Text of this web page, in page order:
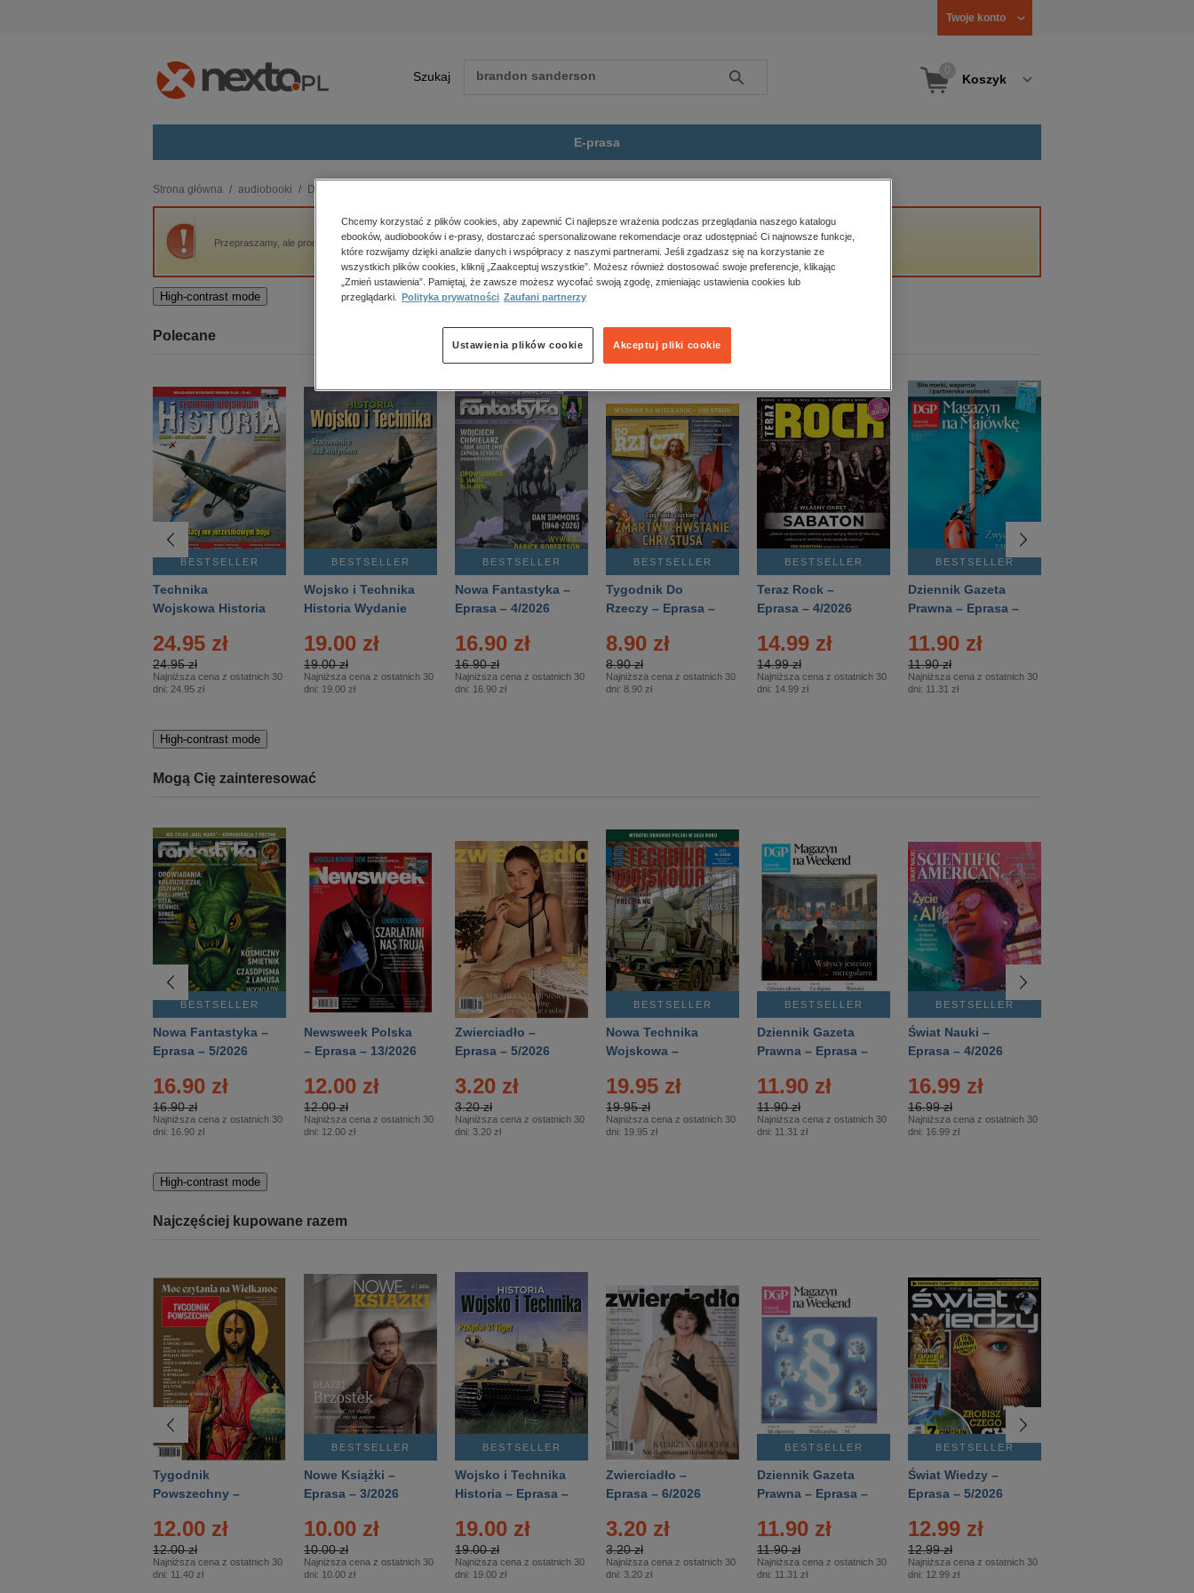
Twoje konto
Szukaj Szukaj Koszyk
E-prasa
budownictwo, aranżacja wnętrz
biznesowe, branżowe, gospodarka
darmowe wydania
edukacja
kobiece, lifestyle, kultura
polityka, społeczno-informacyjne
psychologiczne
inne
popularno-naukowe
historia
zdrowie
religie
Strona główna audiobooki Dla dzieci i młodzieży
Przepraszamy, ale produkt „Gaja z Gajówki Tom 3: Wakacyjna misja. Gaja z Gajówki. Tom 3” nie jest dostępny.
High-contrast mode
Polecane
BESTSELLER
Technika
Wojskowa Historia
24.95 zł
24.95 zł
Najniższa cena z ostatnich 30
dni: 24.95 zł
BESTSELLER
Wojsko i Technika
Historia Wydanie
– 2/2026
19.00 zł
19.00 zł
Najniższa cena z ostatnich 30
dni: 19.00 zł
BESTSELLER
Nowa Fantastyka –
Eprasa – 4/2026
16.90 zł
16.90 zł
Najniższa cena z ostatnich 30
dni: 16.90 zł
BESTSELLER
Tygodnik Do
Rzeczy – Eprasa –
8.90 zł
8.90 zł
Najniższa cena z ostatnich 30
dni: 8.90 zł
BESTSELLER
Teraz Rock –
Eprasa – 4/2026
14.99 zł
14.99 zł
Najniższa cena z ostatnich 30
dni: 14.99 zł
BESTSELLER
Dziennik Gazeta
Prawna – Eprasa –
11.90 zł
11.90 zł
Najniższa cena z ostatnich 30
dni: 11.31 zł
High-contrast mode
Mogą Cię zainteresować
BESTSELLER
Nowa Fantastyka –
Eprasa – 5/2026
16.90 zł
16.90 zł
Najniższa cena z ostatnich 30
dni: 16.90 zł
Newsweek Polska
– Eprasa – 13/2026
12.00 zł
12.00 zł
Najniższa cena z ostatnich 30
dni: 12.00 zł
Zwierciadło –
Eprasa – 5/2026
3.20 zł
3.20 zł
Najniższa cena z ostatnich 30
dni: 3.20 zł
BESTSELLER
Nowa Technika
Wojskowa –
19.95 zł
19.95 zł
Najniższa cena z ostatnich 30
dni: 19.95 zł
BESTSELLER
Dziennik Gazeta
Prawna – Eprasa –
11.90 zł
11.90 zł
Najniższa cena z ostatnich 30
dni: 11.31 zł
BESTSELLER
Świat Nauki –
Eprasa – 4/2026
16.99 zł
16.99 zł
Najniższa cena z ostatnich 30
dni: 16.99 zł
High-contrast mode
Najczęściej kupowane razem
Tygodnik
Powszechny –
12.00 zł
12.00 zł
Najniższa cena z ostatnich 30
dni: 11.40 zł
BESTSELLER
Nowe Książki –
Eprasa – 3/2026
10.00 zł
10.00 zł
Najniższa cena z ostatnich 30
dni: 10.00 zł
BESTSELLER
Wojsko i Technika
Historia – Eprasa –
19.00 zł
19.00 zł
Najniższa cena z ostatnich 30
dni: 19.00 zł
Zwierciadło –
Eprasa – 6/2026
3.20 zł
3.20 zł
Najniższa cena z ostatnich 30
dni: 3.20 zł
BESTSELLER
Dziennik Gazeta
Prawna – Eprasa –
11.90 zł
11.90 zł
Najniższa cena z ostatnich 30
dni: 11.31 zł
BESTSELLER
Świat Wiedzy –
Eprasa – 5/2026
12.99 zł
12.99 zł
Najniższa cena z ostatnich 30
dni: 12.99 zł
Chcemy korzystać z plików cookies, aby zapewnić Ci najlepsze wrażenia podczas przeglądania naszego katalogu
ebooków, audiobooków i e-prasy, dostarczać spersonalizowane rekomendacje oraz udostępniać Ci najnowsze funkcje,
które rozwijamy dzięki analizie danych i współpracy z naszymi partnerami. Jeśli zgadzasz się na korzystanie ze
wszystkich plików cookies, kliknij „Zaakceptuj wszystkie”. Możesz również dostosować swoje preferencje, klikając
„Zmień ustawienia”. Pamiętaj, że zawsze możesz wycofać swoją zgodę, zmieniając ustawienia cookies lub
przeglądarki.
Polityka prywatności Zaufani partnerzy
Akceptuj pliki cookie
Ustawienia plików cookie